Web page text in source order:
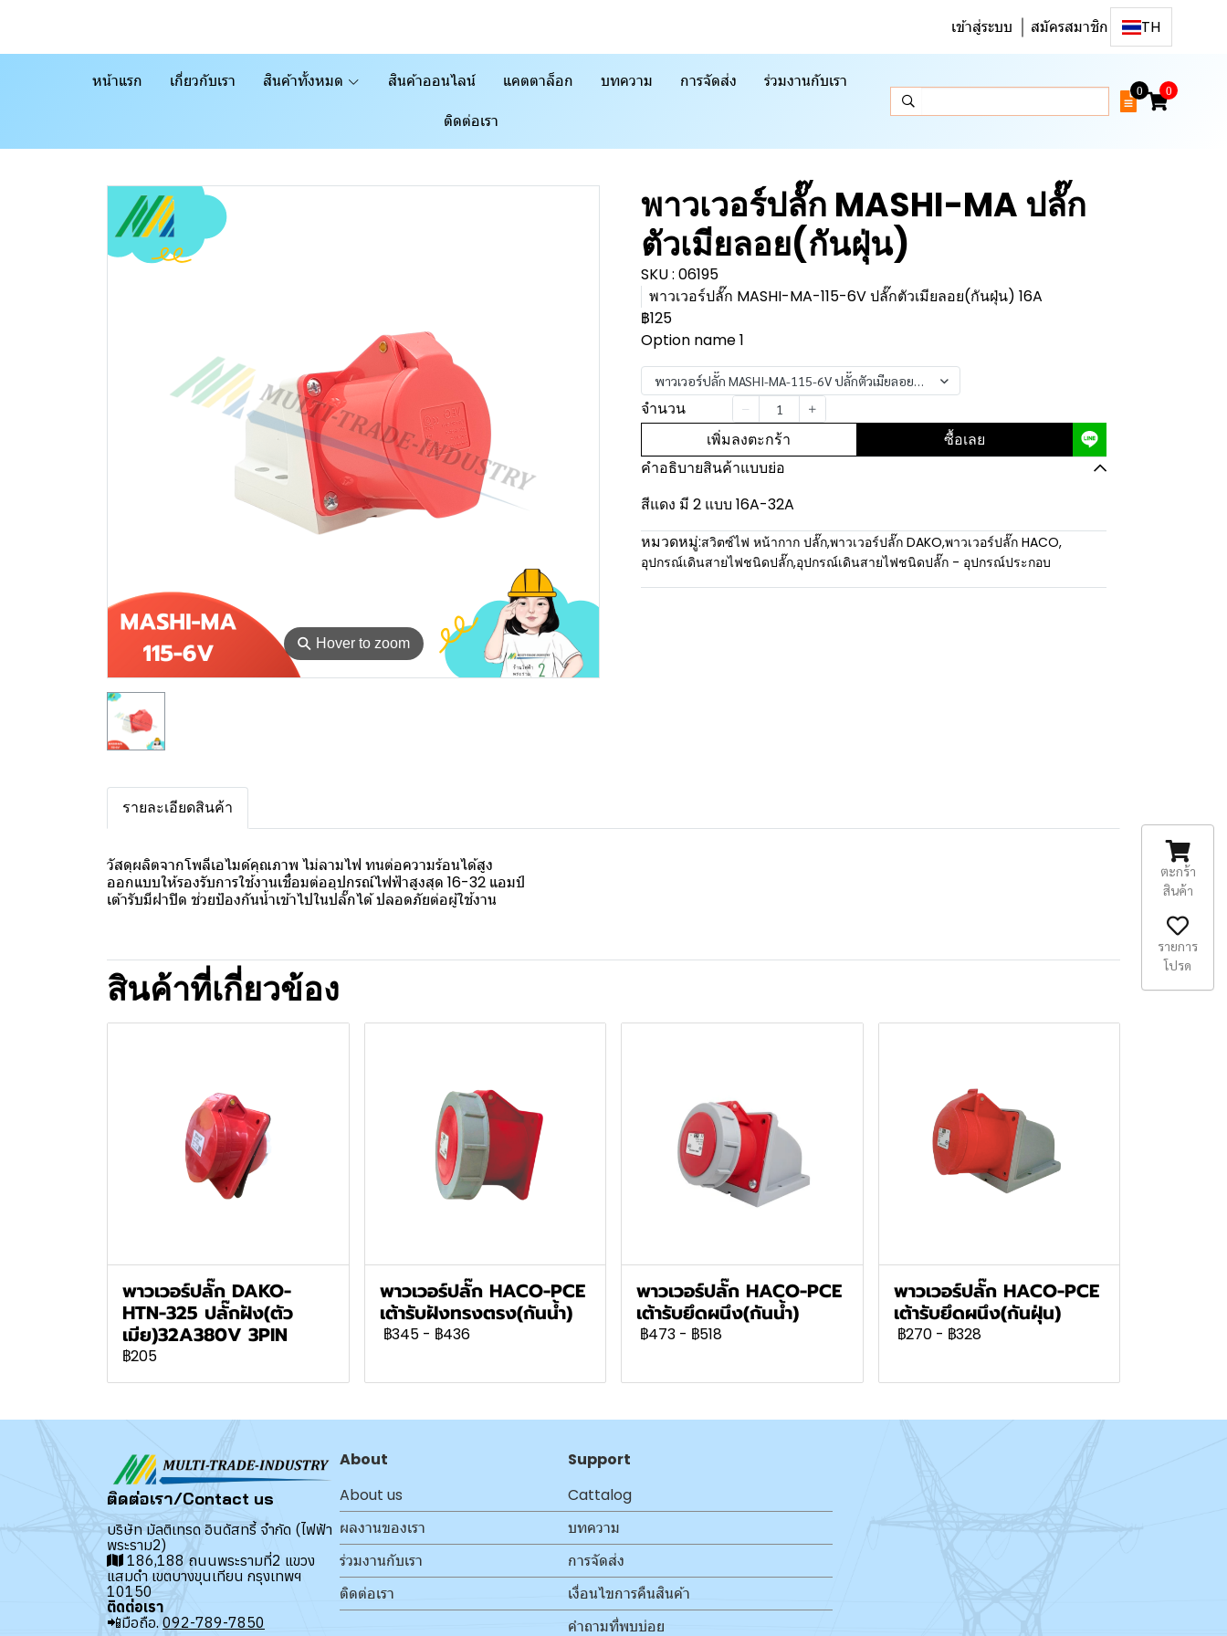
เข้าสู่ระบบ สมัครสมาชิก TH
หน้าแรก เกี่ยวกับเรา สินค้าทั้งหมด สินค้าออนไลน์ แคตตาล็อก บทความ การจัดส่ง ร่วมงานกับเรา
ติดต่อเรา
0 0
⚲ Hover to zoom
พาวเวอร์ปลั๊ก MASHI-MA ปลั๊ก
ตัวเมียลอย(กันฝุ่น)
SKU : 06195
พาวเวอร์ปลั๊ก MASHI-MA-115-6V ปลั๊กตัวเมียลอย(กันฝุ่น) 16A
฿125
Option name 1
พาวเวอร์ปลั๊ก MASHI-MA-115-6V ปลั๊กตัวเมียลอย(กันฝุ่น) 16A
จำนวน
เพิ่มลงตะกร้า ซื้อเลย
คำอธิบายสินค้าแบบย่อ
สีแดง มี 2 แบบ 16A-32A
หมวดหมู่:สวิตซ์ไฟ หน้ากาก ปลั๊ก,พาวเวอร์ปลั๊ก DAKO,พาวเวอร์ปลั๊ก HACO,
อุปกรณ์เดินสายไฟชนิดปลั๊ก,อุปกรณ์เดินสายไฟชนิดปลั๊ก - อุปกรณ์ประกอบ
รายละเอียดสินค้า
วัสดุผลิตจากโพลีเอไมด์คุณภาพ ไม่ลามไฟ ทนต่อความร้อนได้สูง
ออกแบบให้รองรับการใช้งานเชื่อมต่ออุปกรณ์ไฟฟ้าสูงสุด 16-32 แอมป์
เต้ารับมีฝาปิด ช่วยป้องกันน้ำเข้าไปในปลั๊กได้ ปลอดภัยต่อผู้ใช้งาน
สินค้าที่เกี่ยวข้อง
พาวเวอร์ปลั๊ก DAKO-
HTN-325 ปลั๊กฝัง(ตัว
เมีย)32A380V 3PIN
฿205
พาวเวอร์ปลั๊ก HACO-PCE
เต้ารับฝังทรงตรง(กันน้ำ)
฿345 - ฿436
พาวเวอร์ปลั๊ก HACO-PCE
เต้ารับยึดผนึง(กันน้ำ)
฿473 - ฿518
พาวเวอร์ปลั๊ก HACO-PCE
เต้ารับยึดผนึง(กันฝุ่น)
฿270 - ฿328
ติดต่อเรา/Contact us
บริษัท มัลติเทรด อินดัสทรี้ จำกัด (ไฟฟ้า
พระราม2)
186,188 ถนนพระรามที่2 แขวง
แสมดำ เขตบางขุนเทียน กรุงเทพฯ
10150
ติดต่อเรา
📲มือถือ. 092-789-7850
About
About us
ผลงานของเรา
ร่วมงานกับเรา
ติดต่อเรา
Support
Cattalog
บทความ
การจัดส่ง
เงื่อนไขการคืนสินค้า
คำถามที่พบบ่อย
ตะกร้า
สินค้า
รายการ
โปรด